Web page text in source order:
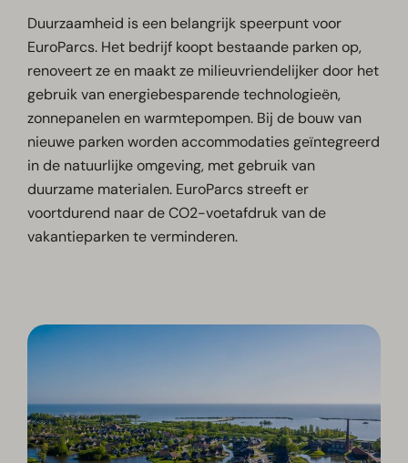
Duurzaamheid is een belangrijk speerpunt voor
EuroParcs. Het bedrijf koopt bestaande parken op,
renoveert ze en maakt ze milieuvriendelijker door het
gebruik van energiebesparende technologieën,
zonnepanelen en warmtepompen. Bij de bouw van
nieuwe parken worden accommodaties geïntegreerd
in de natuurlijke omgeving, met gebruik van
duurzame materialen. EuroParcs streeft er
voortdurend naar de CO2-voetafdruk van de
vakantieparken te verminderen.